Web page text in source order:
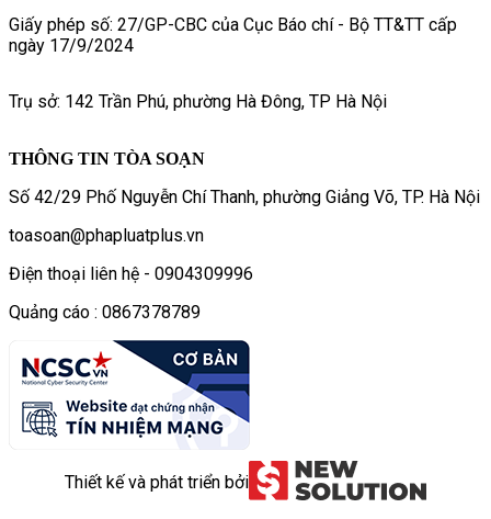
Giấy phép số: 27/GP-CBC của Cục Báo chí - Bộ TT&TT cấp
ngày 17/9/2024
Trụ sở: 142 Trần Phú, phường Hà Đông, TP Hà Nội
THÔNG TIN TÒA SOẠN
Số 42/29 Phố Nguyễn Chí Thanh, phường Giảng Võ, TP. Hà Nội
toasoan@phapluatplus.vn
Điện thoại liên hệ - 0904309996
Quảng cáo : 0867378789
Thiết kế và phát triển bởi